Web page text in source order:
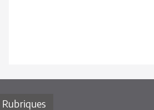
Rubriques